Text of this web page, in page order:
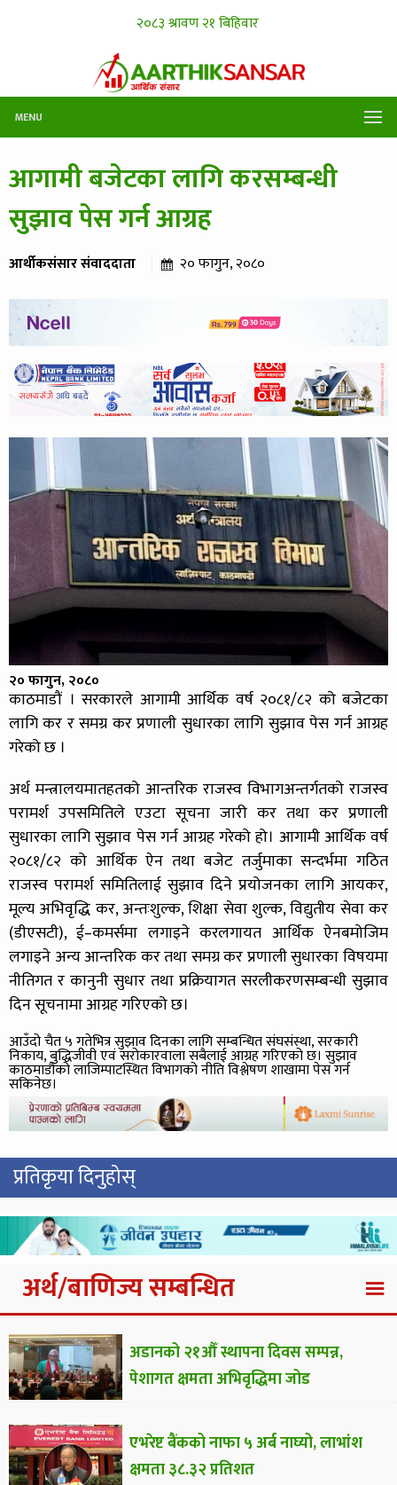
MENU
आगामी बजेटका लागि करसम्बन्धी
सुझाव पेस गर्न आग्रह
आर्थीकसंसार संवाददाता २० फागुन, २०८०
२० फागुन, २०८०
काठमाडौं । सरकारले आगामी आर्थिक वर्ष २०८१/८२ को बजेटका
लागि कर र समग्र कर प्रणाली सुधारका लागि सुझाव पेस गर्न आग्रह
गरेको छ ।
अर्थ मन्त्रालयमातहतको आन्तरिक राजस्व विभागअन्तर्गतको राजस्व
परामर्श उपसमितिले एउटा सूचना जारी कर तथा कर प्रणाली
सुधारका लागि सुझाव पेस गर्न आग्रह गरेको हो। आगामी आर्थिक वर्ष
२०८१/८२ को आर्थिक ऐन तथा बजेट तर्जुमाका सन्दर्भमा गठित
राजस्व परामर्श समितिलाई सुझाव दिने प्रयोजनका लागि आयकर,
मूल्य अभिवृद्धि कर, अन्तःशुल्क, शिक्षा सेवा शुल्क, विद्युतीय सेवा कर
(डीएसटी), ई–कमर्समा लगाइने करलगायत आर्थिक ऐनबमोजिम
लगाइने अन्य आन्तरिक कर तथा समग्र कर प्रणाली सुधारका विषयमा
नीतिगत र कानुनी सुधार तथा प्रक्रियागत सरलीकरणसम्बन्धी सुझाव
दिन सूचनामा आग्रह गरिएको छ।
आउँदो चैत ५ गतेभित्र सुझाव दिनका लागि सम्बन्धित संघसंस्था, सरकारी
निकाय, बुद्धिजीवी एवं सरोकारवाला सबैलाई आग्रह गरिएको छ। सुझाव
काठमाडौंको लाजिम्पाटस्थित विभागको नीति विश्लेषण शाखामा पेस गर्न
सकिनेछ।
प्रतिकृया दिनुहोस्
अर्थ/बाणिज्य सम्बन्धित
अडानको २१औँ स्थापना दिवस सम्पन्न,
पेशागत क्षमता अभिवृद्धिमा जोड
एभरेष्ट बैंकको नाफा ५ अर्ब नाघ्यो, लाभांश
क्षमता ३८.३२ प्रतिशत